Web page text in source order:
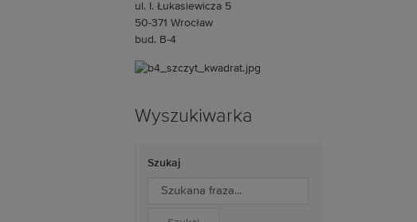
ul. I. Łukasiewicza 5
50-371 Wrocław
bud. B-4
Wyszukiwarka
Szukaj